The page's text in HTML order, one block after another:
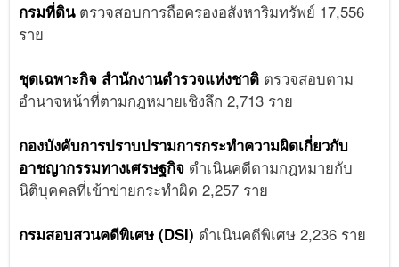
กรมที่ดินตรวจสอบการถือครองอสังหาริมทรัพย์ 17,556
ราย
ชุดเฉพาะกิจ สำนักงานตำรวจแห่งชาติ ตรวจสอบตาม
อำนาจหน้าที่ตามกฎหมายเชิงลึก 2,713 ราย
กองบังคับการปราบปรามการกระทำความผิดเกี่ยวกับ
อาชญากรรมทางเศรษฐกิจ ดำเนินคดีตามกฎหมายกับ
นิติบุคคลที่เข้าข่ายกระทำผิด 2,257 ราย
กรมสอบสวนคดีพิเศษ (DSI) ดำเนินคดีพิเศษ 2,236 ราย